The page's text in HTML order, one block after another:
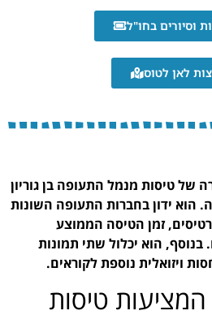
וסיורים בחו"ל
לאן לטוס
של טיסות מנמל התעופה בן גוריון
הוא ידון בחברות התעופה השונות
זמן הטיסה הממוצע
בנוסף, הוא יכלול שתי תמונות
ויזואלית נוספת לקוראים.
טיסות